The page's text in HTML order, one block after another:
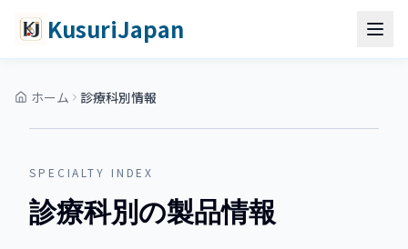
KusuriJapan
ホーム 診療科別情報
SPECIALTY INDEX
診療科別の製品情報